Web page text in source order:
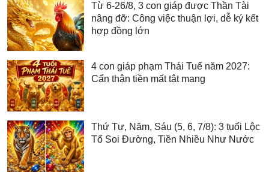
Từ 6-26/8, 3 con giáp được Thần Tài
nâng đỡ: Công việc thuận lợi, dễ ký kết
hợp đồng lớn
4 con giáp phạm Thái Tuế năm 2027:
Cẩn thận tiền mất tật mang
Thứ Tư, Năm, Sáu (5, 6, 7/8): 3 tuổi Lộc
Tổ Soi Đường, Tiền Nhiều Như Nước